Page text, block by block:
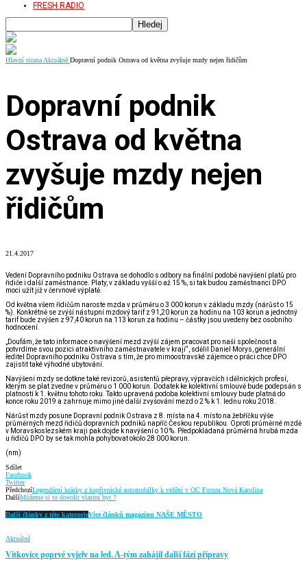
FRESH RADIO
Hlavní strana Aktuálně Dopravní podnik Ostrava od května zvyšuje mzdy nejen řidičům
Dopravní podnik
Ostrava od května
zvyšuje mzdy nejen
řidičům
21.4.2017
Vedení Dopravního podniku Ostrava se dohodlo s odbory na finální podobě navýšení platů pro
řidiče i další zaměstnance. Platy, v základu vyšší o až 15 %, si tak budou zaměstnanci DPO
moci užít již v červnové výplatě.
Od května všem řidičům naroste mzda v průměru o 3 000 korun v základu mzdy (nárůst o 15
%). Konkrétně se zvýší nástupní mzdový tarif z 91,20 korun za hodinu na 103 korun a jednotný
tarif bude zvýšen z 97,40 korun na 113 korun za hodinu – částky jsou uvedeny bez osobního
hodnocení.
„Doufám, že tato informace o navýšení mezd zvýší zájem pracovat pro naši společnost a
potvrdíme svou pozici atraktivního zaměstnavatele v kraji“, sdělil Daniel Morys, generální
ředitel Dopravního podniku Ostrava s tím, že pro mimoostravské zájemce o práci chce DPO
zajistit také výhodné ubytování.
Navýšení mzdy se dotkne také revizorů, asistentů přepravy, výpravčích i dělnických profesí,
kterým se plat zvedne v průměru o 1 000 korun. Dodatek ke kolektivní smlouvě bude podepsán s
platností k 1. květnu tohoto roku. Takto upravená podoba kolektivní smlouvy bude platná do
konce roku 2019 a zahrnuje mimo jiné další zvyšování mezd o 2 % k 1. lednu roku 2018.
Nárůst mzdy posune Dopravní podnik Ostrava z 8. místa na 4. místo na žebříčku výše
průměrných mezd řidičů dopravních podniků napříč Českou republikou. Oproti průměrné mzdě
v Moravskoslezském kraji pak dojde k navýšení o 10 %. Předpokládaná průměrná hrubá mzda
u řidičů DPO by se tak mohla pohybovat okolo 28 000 korun.
(nm)
Sdílet
Facebook
Twitter
PředchozíLegendární krásky z kopřivnické automobilky k vidění v OC Forum Nová Karolina
DalšíMůžeme si to dovolit vlastní byt ?
Další články z této kategorieVíce článků magazínu NAŠE MĚSTO
Aktuálně
Vítkovice poprvé vyjely na led. A-tým zahájil další fázi přípravy